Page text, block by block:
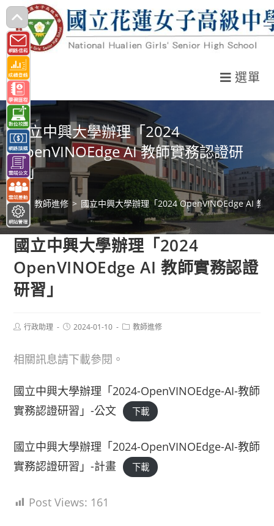
跳
轉
至
主
要
內
容
選單
國立中興大學辦理「2024
OpenVINOEdge AI 教師實務認證研
習」
> 教師進修 > 國立中興大學辦理「2024 OpenVINOEdge AI 教
國立中興大學辦理「2024
OpenVINOEdge AI 教師實務認證
研習」
Post行政助理
Post2024-01-10
Post教師進修
相關訊息請下載參閱。
國立中興大學辦理「2024-OpenVINOEdge-AI-教師
實務認證研習」-公文
下載
國立中興大學辦理「2024-OpenVINOEdge-AI-教師
實務認證研習」-計畫
下載
Post Views: 161